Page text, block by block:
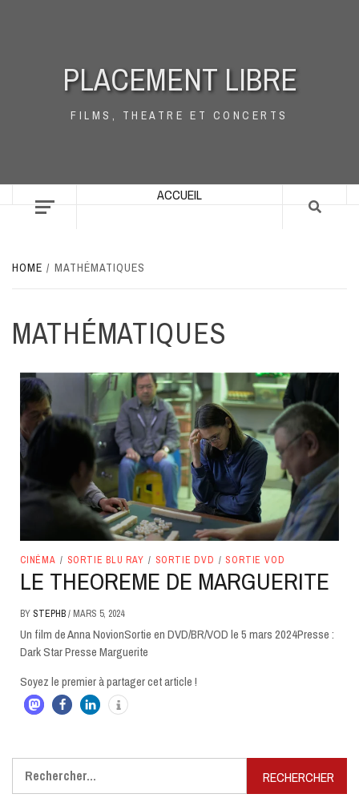
PLACEMENT LIBRE
FILMS, THEATRE ET CONCERTS
ACCUEIL
HOME MATHÉMATIQUES
MATHÉMATIQUES
CINÉMA / SORTIE BLU RAY / SORTIE DVD / SORTIE VOD
LE THEOREME DE MARGUERITE
BY STEPHB/ MARS 5, 2024
Un film de Anna NovionSortie en DVD/BR/VOD le 5 mars 2024Presse :
Dark Star Presse Marguerite
Soyez le premier à partager cet article !
Rechercher :